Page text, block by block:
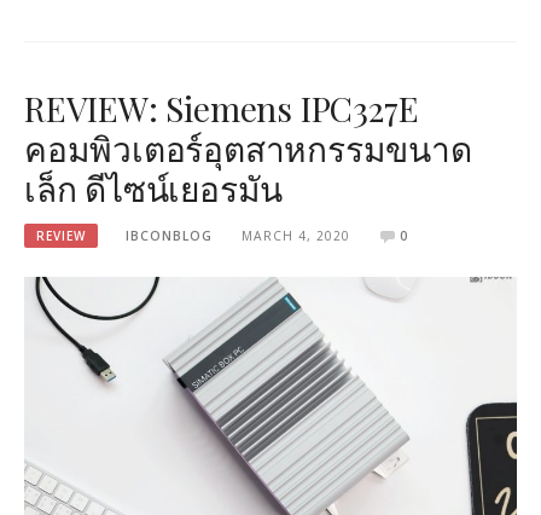
REVIEW: Siemens IPC327E
คอมพิวเตอร์อุตสาหกรรมขนาด
เล็ก ดีไซน์เยอรมัน
REVIEW IBCONBLOG MARCH 4, 2020 0